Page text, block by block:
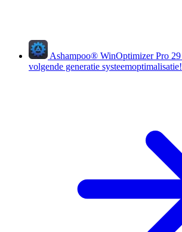
Ashampoo® WinOptimizer Pro 29
volgende generatie systeemoptimalisatie!